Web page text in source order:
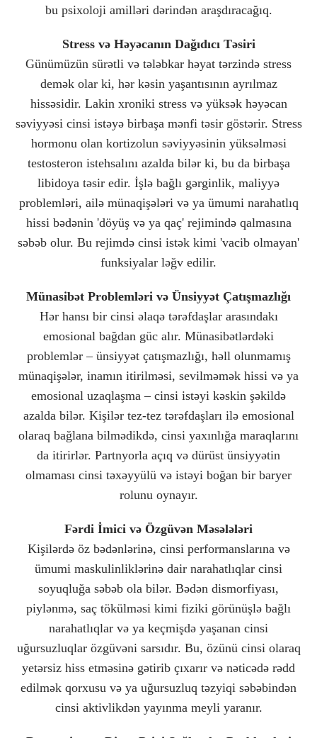
bu psixoloji amilləri dərindən araşdıracağıq.
Stress və Həyəcanın Dağıdıcı Təsiri
Günümüzün sürətli və tələbkar həyat tərzində stress
demək olar ki, hər kəsin yaşantısının ayrılmaz
hissəsidir. Lakin xroniki stress və yüksək həyəcan
səviyyəsi cinsi istəyə birbaşa mənfi təsir göstərir. Stress
hormonu olan kortizolun səviyyəsinin yüksəlməsi
testosteron istehsalını azalda bilər ki, bu da birbaşa
libidoya təsir edir. İşlə bağlı gərginlik, maliyyə
problemləri, ailə münaqişələri və ya ümumi narahatlıq
hissi bədənin 'döyüş və ya qaç' rejimində qalmasına
səbəb olur. Bu rejimdə cinsi istək kimi 'vacib olmayan'
funksiyalar ləğv edilir.
Münasibət Problemləri və Ünsiyyət Çatışmazlığı
Hər hansı bir cinsi əlaqə tərəfdaşlar arasındakı
emosional bağdan güc alır. Münasibətlərdəki
problemlər – ünsiyyət çatışmazlığı, həll olunmamış
münaqişələr, inamın itirilməsi, sevilməmək hissi və ya
emosional uzaqlaşma – cinsi istəyi kəskin şəkildə
azalda bilər. Kişilər tez-tez tərəfdaşları ilə emosional
olaraq bağlana bilmədikdə, cinsi yaxınlığa maraqlarını
da itirirlər. Partnyorla açıq və dürüst ünsiyyətin
olmaması cinsi təxəyyülü və istəyi boğan bir baryer
rolunu oynayır.
Fərdi İmici və Özgüvən Məsələləri
Kişilərdə öz bədənlərinə, cinsi performanslarına və
ümumi maskulinliklərinə dair narahatlıqlar cinsi
soyuqluğa səbəb ola bilər. Bədən dismorfiyası,
piylənmə, saç tökülməsi kimi fiziki görünüşlə bağlı
narahatlıqlar və ya keçmişdə yaşanan cinsi
uğursuzluqlar özgüvəni sarsıdır. Bu, özünü cinsi olaraq
yetərsiz hiss etməsinə gətirib çıxarır və nəticədə rədd
edilmək qorxusu və ya uğursuzluq təzyiqi səbəbindən
cinsi aktivlikdən yayınma meyli yaranır.